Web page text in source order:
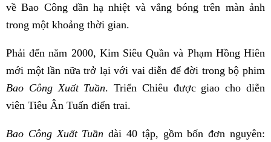
về Bao Công dần hạ nhiệt và vắng bóng trên màn ảnh
trong một khoảng thời gian.
Phải đến năm 2000, Kim Siêu Quần và Phạm Hồng Hiên
mới một lần nữa trở lại với vai diễn để đời trong bộ phim
Bao Công Xuất Tuần. Triển Chiêu được giao cho diễn
viên Tiêu Ân Tuấn điển trai.
Bao Công Xuất Tuần dài 40 tập, gồm bốn đơn nguyên: